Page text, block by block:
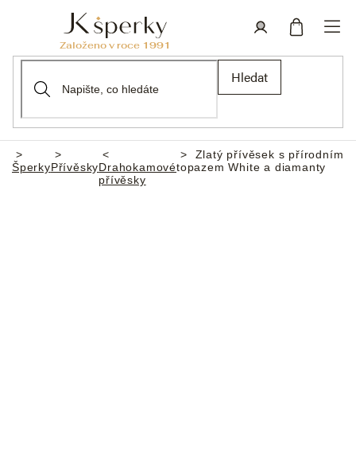
Hledat
Domů
ŠperkyPřívěskyDrahokamové
přívěsky
Zlatý přívěsek s přírodním
topazem White a diamanty